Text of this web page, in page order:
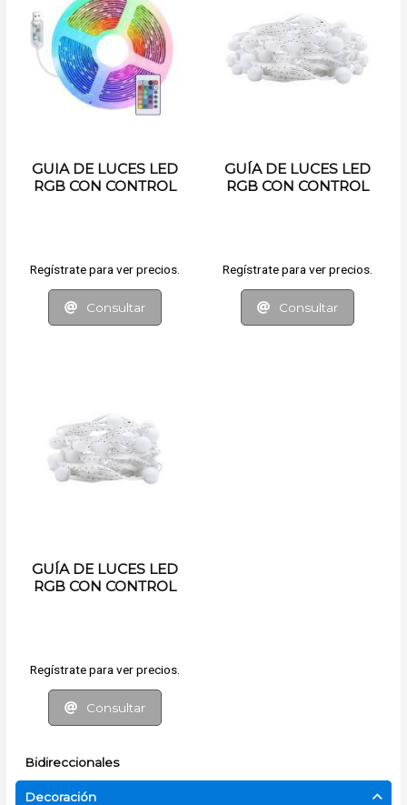
Bidireccionales
Decoración
GUIA DE LUCES LED
RGB CON CONTROL
Regístrate para ver precios.
Consultar
GUÍA DE LUCES LED
RGB CON CONTROL
Regístrate para ver precios.
Consultar
GUÍA DE LUCES LED
RGB CON CONTROL
Regístrate para ver precios.
Consultar